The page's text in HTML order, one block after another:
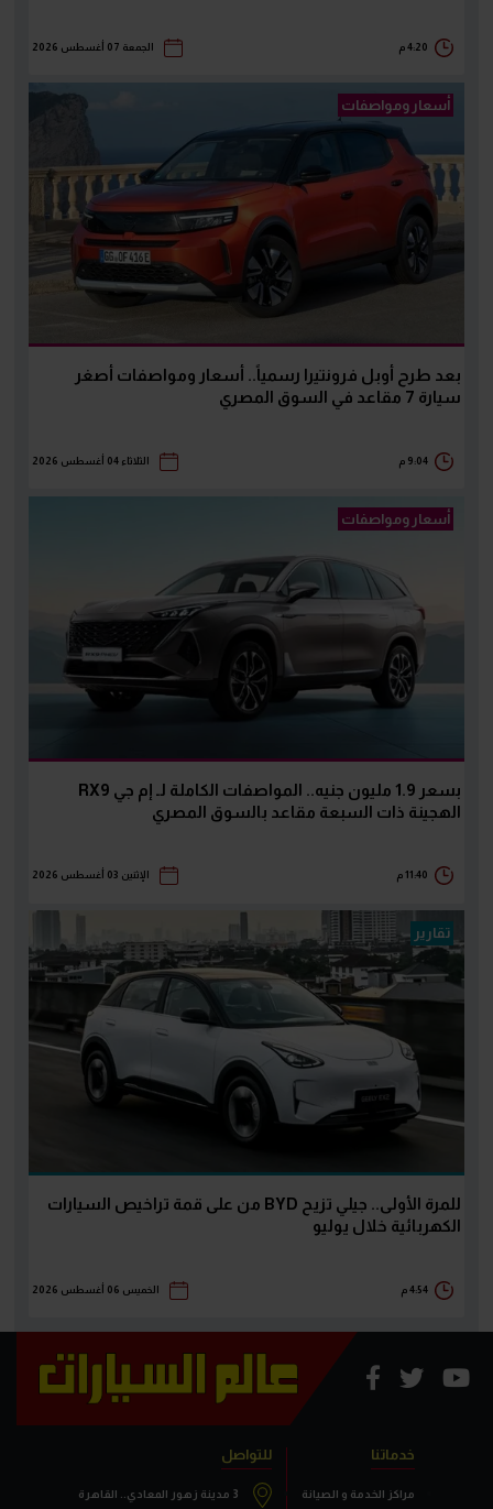
4:20 م الجمعة 07 أغسطس 2026
أسعار ومواصفات
بعد طرح أوبل فرونتيرا رسمياً.. أسعار ومواصفات أصغر
سيارة 7 مقاعد في السوق المصري
9:04 م الثلاثاء 04 أغسطس 2026
أسعار ومواصفات
بسعر 1.9 مليون جنيه.. المواصفات الكاملة لـ إم جي RX9
الهجينة ذات السبعة مقاعد بالسوق المصري
11:40 م الإثنين 03 أغسطس 2026
تقارير
للمرة الأولى.. جيلي تزيح BYD من على قمة تراخيص السيارات
الكهربائية خلال يوليو
4:54 م الخميس 06 أغسطس 2026
خدماتنا
مراكز الخدمة و الصيانة
للتواصل
3 مدينة زهور المعادي.. القاهرة